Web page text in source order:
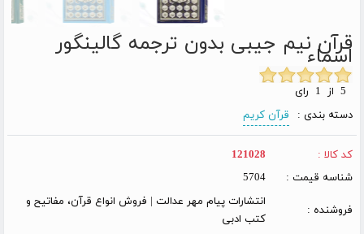
قرآن نیم جیبی بدون ترجمه گالینگور
اسماء
دسته بندی :
قرآن کریم
کد کالا :
121028
شناسه قیمت :
5704
فروشنده :
انتشارات پیام مهر عدالت | فروش انواع قرآن، مفاتیح و
کتب ادبی